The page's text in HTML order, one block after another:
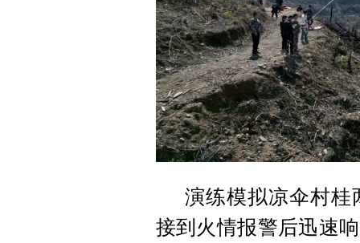
演练模拟凉伞村桂
接到火情报警后迅速